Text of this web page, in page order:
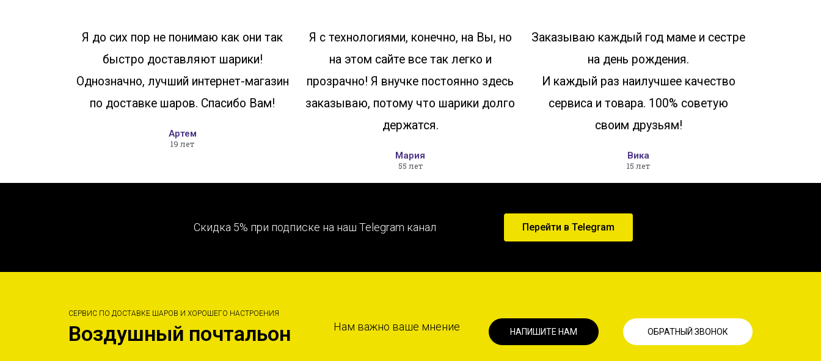
Я до сих пор не понимаю как они так
быстро доставляют шарики!
Однозначно, лучший интернет-магазин
по доставке шаров. Спасибо Вам!
Артем
19 лет
Я с технологиями, конечно, на Вы, но
на этом сайте все так легко и
прозрачно! Я внучке постоянно здесь
заказываю, потому что шарики долго
держатся.
Мария
55 лет
Заказываю каждый год маме и сестре
на день рождения.
И каждый раз наилучшее качество
сервиса и товара. 100% советую
своим друзьям!
Вика
15 лет
Скидка 5% при подписке на наш Telegram канал Перейти в Telegram
СЕРВИС ПО ДОСТАВКЕ ШАРОВ И ХОРОШЕГО НАСТРОЕНИЯ
Воздушный почтальон Нам важно ваше мнение НАПИШИТЕ НАМ ОБРАТНЫЙ ЗВОНОК